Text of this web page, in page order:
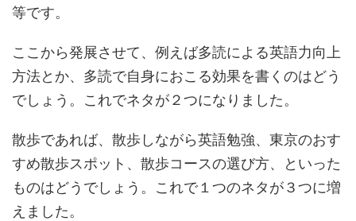
等です。
ここから発展させて、例えば多読による英語力向上
方法とか、多読で自身におこる効果を書くのはどう
でしょう。これでネタが２つになりました。
散歩であれば、散歩しながら英語勉強、東京のおす
すめ散歩スポット、散歩コースの選び方、といった
ものはどうでしょう。これで１つのネタが３つに増
えました。